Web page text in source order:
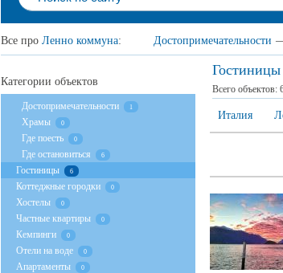
Все про Ленно коммуна: Достопримечательности
Всего объектов:
Италия
Категории объектов
Достопримечательности 1
Храмы 0
Где поесть 0
Где остановиться 6
Гостиницы 6
Коттеджные городки 0
Хостелы 0
Частные квартиры 0
Кемпинги 0
Отели на воде 0
Апартаменты 0